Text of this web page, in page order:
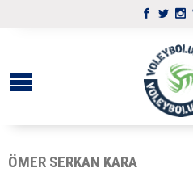
ÖMER SERKAN KARA